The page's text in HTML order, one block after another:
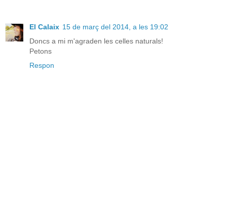
El Calaix 15 de març del 2014, a les 19:02
Doncs a mi m'agraden les celles naturals!
Petons
Respon